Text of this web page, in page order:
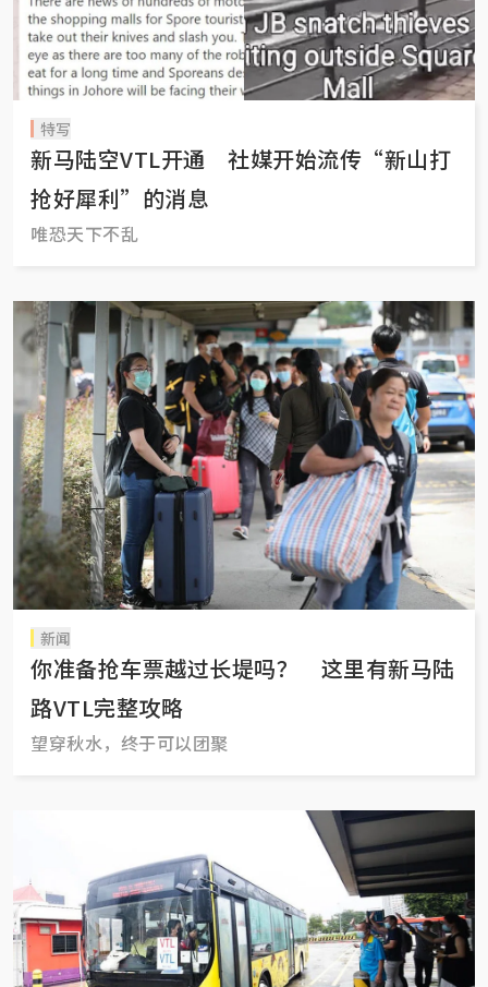
特写
新马陆空VTL开通 社媒开始流传“新山打
抢好犀利”的消息
唯恐天下不乱
新闻
你准备抢车票越过长堤吗？ 这里有新马陆
路VTL完整攻略
望穿秋水，终于可以团聚